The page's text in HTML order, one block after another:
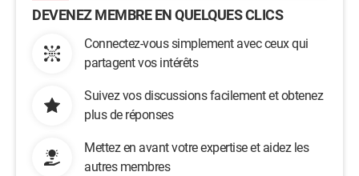
DEVENEZ MEMBRE EN QUELQUES CLICS
Connectez-vous simplement avec ceux qui
partagent vos intérêts
Suivez vos discussions facilement et obtenez
plus de réponses
Mettez en avant votre expertise et aidez les
autres membres